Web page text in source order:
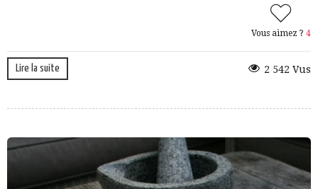
Vous aimez ? 4
Lire la suite 2 542 Vus